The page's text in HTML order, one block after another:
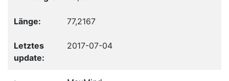
77,2167
2017-07-04